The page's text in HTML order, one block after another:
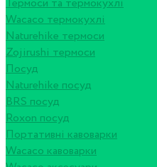
Термоси та термокухлі
Wacaco термокухлі
Naturehike термоси
Zojirushi термоси
Посуд
Naturehike посуд
BRS посуд
Roxon посуд
Портативні кавоварки
Wacaco кавоварки